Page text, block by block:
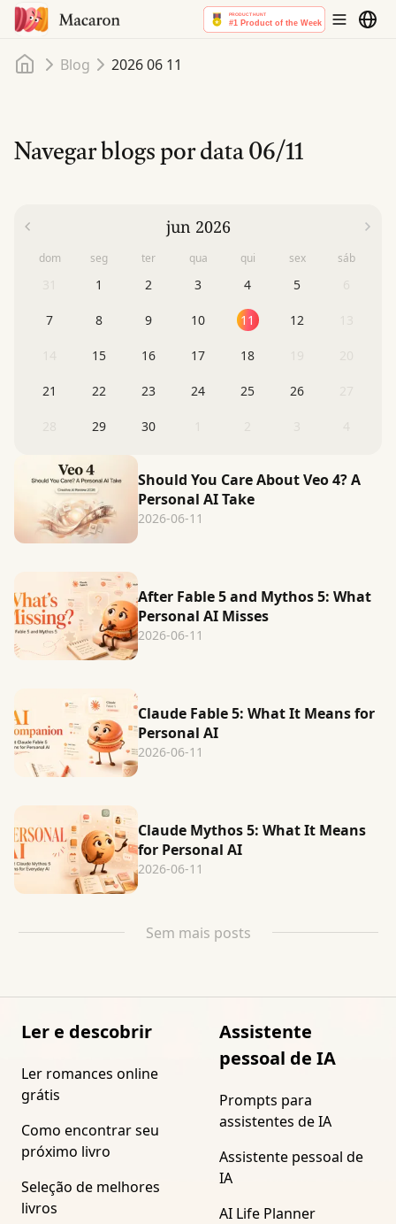
InícioBlog 2026 06 11
Navegar blogs por data06/11
Should You Care About Veo 4? A
Personal AI Take
2026-06-11
After Fable 5 and Mythos 5: What
Personal AI Misses
2026-06-11
Claude Fable 5: What It Means for
Personal AI
2026-06-11
Claude Mythos 5: What It Means
for Personal AI
2026-06-11
Sem mais posts
jun 2026
dom seg ter qua qui sex sáb
1 2 3 4 5
7 8 9 10 11 12
15 16 17 18
21 22 23 24 25 26
29 30
Ler e descobrir
Ler romances online
grátis
Como encontrar seu
próximo livro
Seleção de melhores
livros
Assistente
pessoal de IA
Prompts para
assistentes de IA
Assistente pessoal de
IA
AI Life Planner